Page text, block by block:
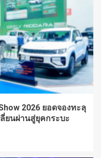
2026 ยอดจองทะลุ
ลี่ยนผ่านสู่ยุคกระบะ